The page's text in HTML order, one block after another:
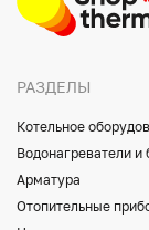
РАЗДЕЛЫ
Котельное
Водонагреватели и
Арматура
Отопительные